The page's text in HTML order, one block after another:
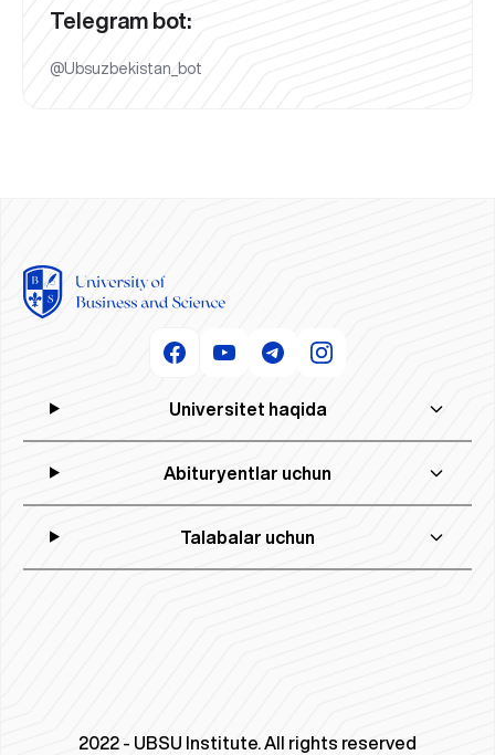
Telegram bot:
@Ubsuzbekistan_bot
Universitet haqida
Abituryentlar uchun
Talabalar uchun
2022 - UBSU Institute. All rights reserved